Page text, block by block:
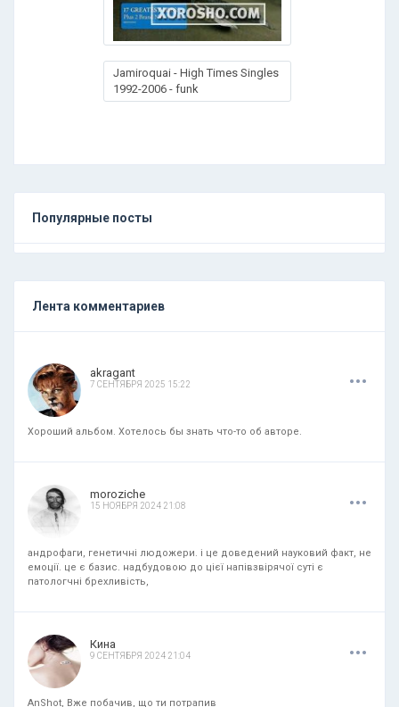
Jamiroquai - High Times Singles
1992-2006 - funk
Популярные посты
Лента комментариев
akragant
7 СЕНТЯБРЯ 2025 15:22 ...
Хороший альбом. Хотелось бы знать что-то об авторе.
moroziche
15 НОЯБРЯ 2024 21:08 ...
андрофаги, генетичні людожери. і це доведений науковий факт, не
емоції. це є базис. надбудовою до цієї напівзвірячої суті є
патологчні брехливість,
Кина
9 СЕНТЯБРЯ 2024 21:04 ...
AnShot, Вже побачив, що ти потрапив